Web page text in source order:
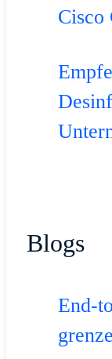
Cisco
Blogs
End-